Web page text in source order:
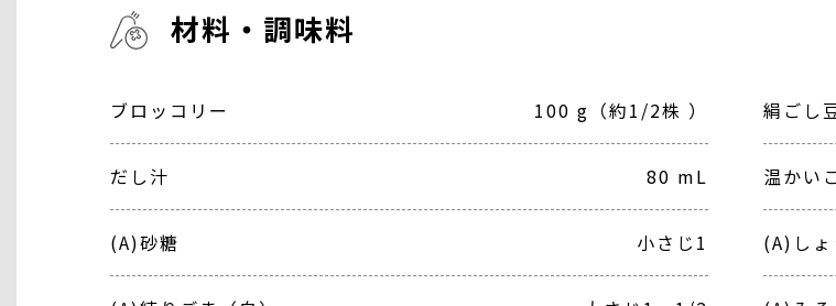
材料・調味料
ブロッコリー 100 g（約1/2株 ） 絹ごし
だし汁 80 mL 温かい
(A)砂糖 小さじ1 (A)しょ